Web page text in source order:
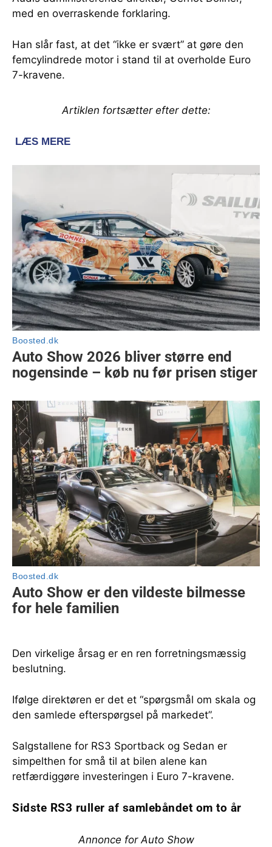
med en overraskende forklaring.
Han slår fast, at det “ikke er svært” at gøre den
femcylindrede motor i stand til at overholde Euro
7-kravene.
Artiklen fortsætter efter dette:
Den virkelige årsag er en ren forretningsmæssig
beslutning.
Ifølge direktøren er det et “spørgsmål om skala og
den samlede efterspørgsel på markedet”.
Salgstallene for RS3 Sportback og Sedan er
simpelthen for små til at bilen alene kan
retfærdiggøre investeringen i Euro 7-kravene.
Sidste RS3 ruller af samlebåndet om to år
Annonce for Auto Show